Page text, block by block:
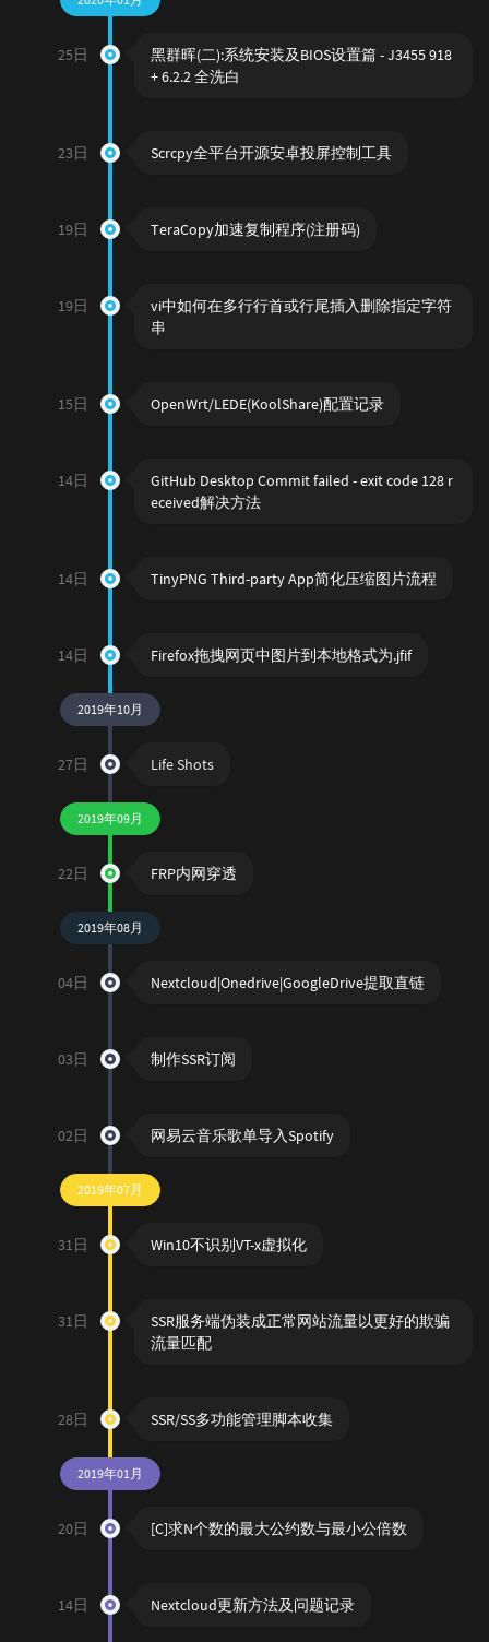
25日
黑群晖(二):系统安装及BIOS设置篇 - J3455 918
+ 6.2.2 全洗白
23日 Scrcpy全平台开源安卓投屏控制工具
19日 TeraCopy加速复制程序(注册码)
19日
vi中如何在多行行首或行尾插入删除指定字符
串
15日 OpenWrt/LEDE(KoolShare)配置记录
14日
GitHub Desktop Commit failed - exit code 128 r
eceived解决方法
14日 TinyPNG Third-party App简化压缩图片流程
14日 Firefox拖拽网页中图片到本地格式为.jfif
2019年10月
27日 Life Shots
2019年09月
22日 FRP内网穿透
2019年08月
04日 Nextcloud|Onedrive|GoogleDrive提取直链
03日 制作SSR订阅
02日 网易云音乐歌单导入Spotify
2019年07月
31日 Win10不识别VT-x虚拟化
31日
SSR服务端伪装成正常网站流量以更好的欺骗
流量匹配
28日 SSR/SS多功能管理脚本收集
2019年01月
20日 [C]求N个数的最大公约数与最小公倍数
14日 Nextcloud更新方法及问题记录